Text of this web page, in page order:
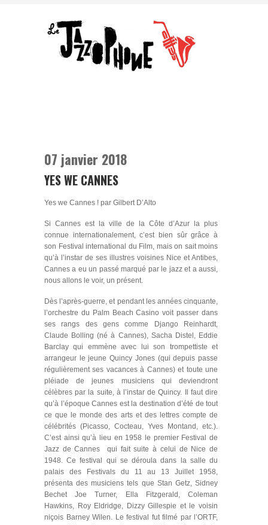
07 janvier 2018
YES WE CANNES
Yes we Cannes ! par Gilbert D’Alto
Si Cannes est la ville de la Côte d’Azur la plus
connue internationalement, c’est bien sûr grâce à
son Festival international du Film, mais on sait moins
qu’à l’instar de ses illustres voisines Nice et Antibes,
Cannes a eu un passé marqué par le jazz et a aussi,
nous allons le voir, un présent.
Dès l’après-guerre, et pendant les années cinquante,
l’orchestre du Palm Beach Casino voit passer dans
ses rangs des gens comme Django Reinhardt,
Claude Bolling (né à Cannes), Sacha Distel, Eddie
Barclay qui emmène avec lui son trompettiste et
arrangeur le jeune Quincy Jones (qui depuis passe
régulièrement ses vacances à Cannes) et toute une
pléiade de jeunes musiciens qui deviendront
célèbres par la suite, à l’instar de Quincy. Il faut dire
qu’à l’époque Cannes est la destination d’été de tout
ce que le monde des arts et des lettres compte de
célébrités (Picasso, Cocteau, Yves Montand, etc.).
C’est ainsi qu’à lieu en 1958 le premier Festival de
Jazz de Cannes qui fait suite à celui de Nice de
1948. Ce festival qui se déroula dans la salle du
palais des Festivals du 11 au 13 Juillet 1958,
présenta des musiciens tels que Stan Getz, Sidney
Bechet Joe Turner, Ella Fitzgerald, Coleman
Hawkins, Roy Eldridge, Dizzy Gillespie et le voisin
niçois Barney Wilen. Le festival fut filmé par l’ORTF,